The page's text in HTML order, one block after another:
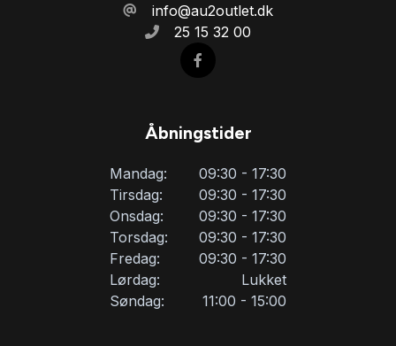
info@au2outlet.dk
25 15 32 00
Åbningstider
Mandag:
09:30 - 17:30
Tirsdag:
09:30 - 17:30
Onsdag:
09:30 - 17:30
Torsdag:
09:30 - 17:30
Fredag:
09:30 - 17:30
Lørdag:
Lukket
Søndag:
11:00 - 15:00